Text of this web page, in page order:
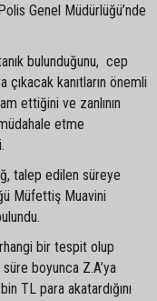
Genel Müdürlüğü’nde
bulunduğunu, cep
çıkacak kanıtların önemli
ettiğini ve zanlının
etme
talep edilen süreye
Müfettiş Muavini
bir tespit olup
süre boyunca Z.A’ya
TL para akatardığını